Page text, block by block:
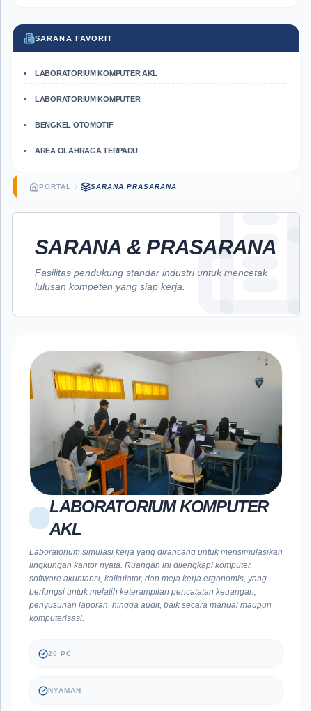
SARANA FAVORIT
LABORATORIUM KOMPUTER AKL
LABORATORIUM KOMPUTER
BENGKEL OTOMOTIF
AREA OLAHRAGA TERPADU
PORTAL SARANA PRASARANA
SARANA & PRASARANA
Fasilitas pendukung standar industri untuk mencetak
lulusan kompeten yang siap kerja.
LABORATORIUM KOMPUTER
AKL
Laboratorium simulasi kerja yang dirancang untuk mensimulasikan
lingkungan kantor nyata. Ruangan ini dilengkapi komputer,
software akuntansi, kalkulator, dan meja kerja ergonomis, yang
berfungsi untuk melatih keterampilan pencatatan keuangan,
penyusunan laporan, hingga audit, baik secara manual maupun
komputerisasi.
20 PC
NYAMAN